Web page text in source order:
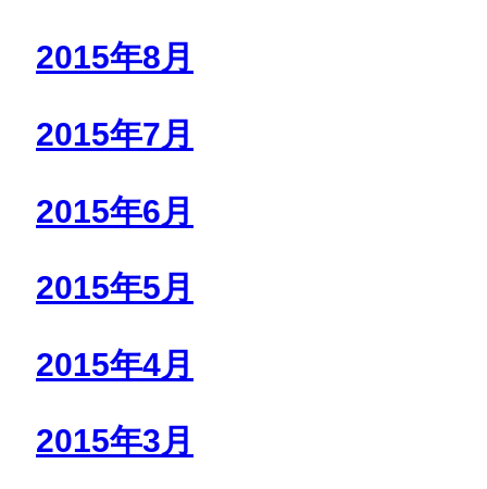
2015年8月
2015年7月
2015年6月
2015年5月
2015年4月
2015年3月